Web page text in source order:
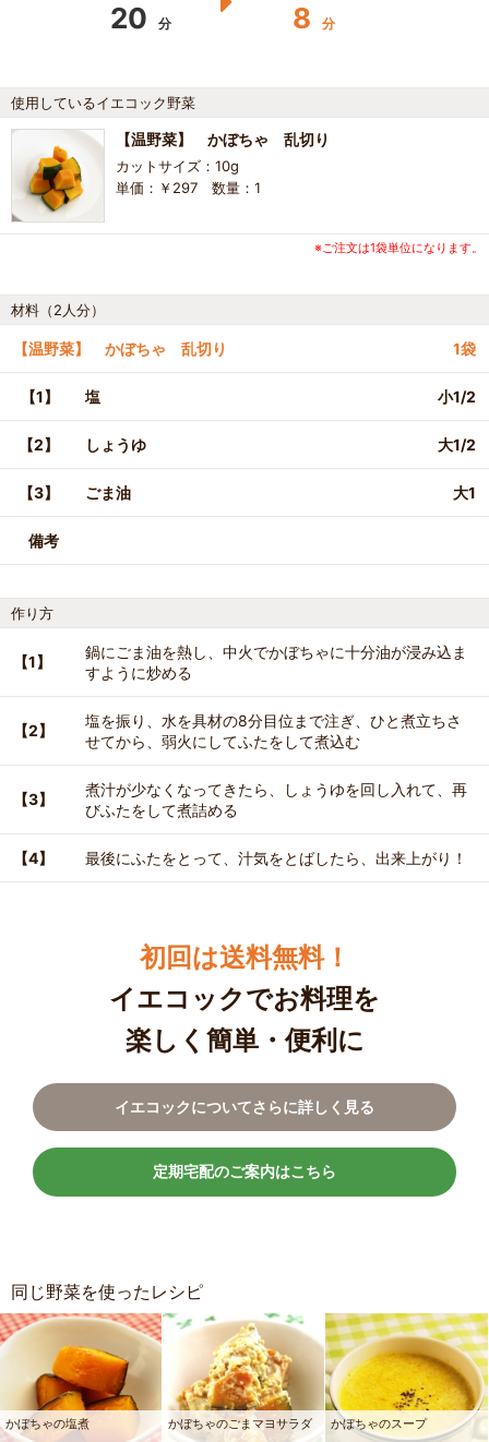
20 分 8 分
使用しているイエコック野菜
【温野菜】 かぼちゃ 乱切り
カットサイズ：10g
単価：￥297 数量：1
※ご注文は1袋単位になります。
材料（2人分）
【温野菜】 かぼちゃ 乱切り 1袋
【1】 塩 小1/2
【2】 しょうゆ 大1/2
【3】 ごま油 大1
備考
作り方
【1】
鍋にごま油を熱し、中火でかぼちゃに十分油が浸み込ま
すように炒める
【2】
塩を振り、水を具材の8分目位まで注ぎ、ひと煮立ちさ
せてから、弱火にしてふたをして煮込む
【3】
煮汁が少なくなってきたら、しょうゆを回し入れて、再
びふたをして煮詰める
【4】 最後にふたをとって、汁気をとばしたら、出来上がり！
初回は送料無料！
イエコックでお料理を
楽しく簡単・便利に
イエコックについてさらに詳しく見る
定期宅配のご案内はこちら
同じ野菜を使ったレシピ
かぼちゃの塩煮 かぼちゃのごまマヨサラダ かぼちゃのスープ